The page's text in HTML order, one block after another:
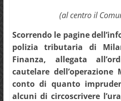
(al centro il
Scorrendo le pagine
polizia tributaria di
Finanza, allegata
cautelare
conto di quanto
alcuni di circoscrivere